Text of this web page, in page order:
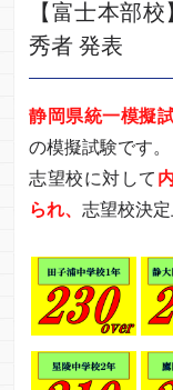
【富士本部
秀者 発表
静岡県統一模擬
の模擬試験です。
志望校に対して
られ、志望校決定